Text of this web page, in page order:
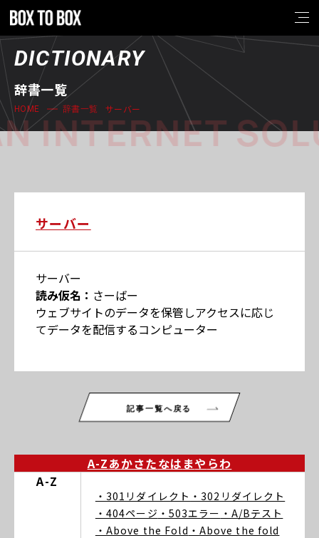
DICTIONARY
辞書一覧
HOME 辞書一覧 サーバー
INTERNET
サーバー
サーバー
読み仮名： さーばー
ウェブサイトのデータを保管しアクセスに応じ
てデータを配信するコンピューター
記事一覧へ戻る
A-Zあかさたなは まや らわ
A-Z
・301リダイレクト ・302リダイレクト
・404ページ ・503エラー ・A/Bテスト
・Above the Fold ・Above the fold